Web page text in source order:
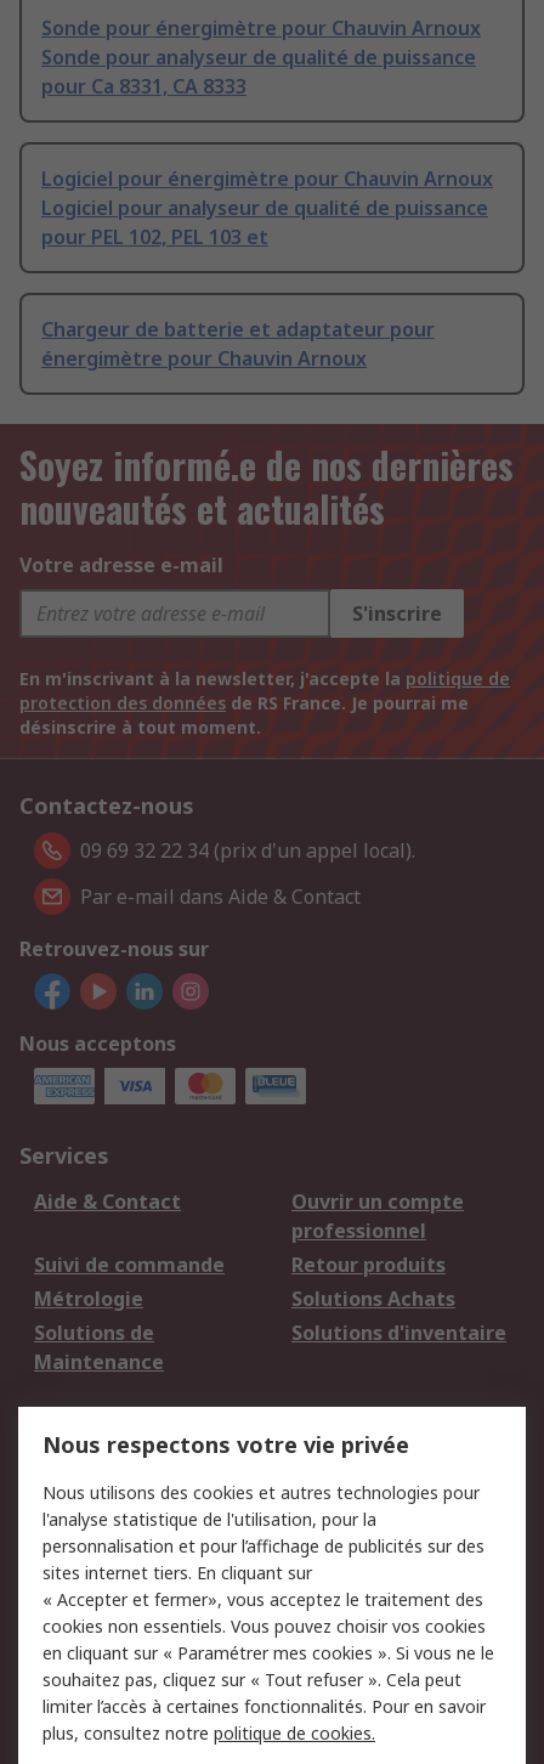
Sonde pour énergimètre pour Chauvin Arnoux
Sonde pour analyseur de qualité de puissance
pour Ca 8331, CA 8333
Logiciel pour énergimètre pour Chauvin Arnoux
Logiciel pour analyseur de qualité de puissance
pour PEL 102, PEL 103 et
Chargeur de batterie et adaptateur pour
énergimètre pour Chauvin Arnoux
Soyez informé.e de nos dernières
nouveautés et actualités
Votre adresse e-mail
S'inscrire
En m'inscrivant à la newsletter, j'accepte la politique de
protection des données de RS France. Je pourrai me
désinscrire à tout moment.
Contactez-nous
09 69 32 22 34 (prix d'un appel local).
Par e-mail dans Aide & Contact
Retrouvez-nous sur
Nous acceptons
Services
Aide & Contact
Ouvrir un compte
professionnel
Suivi de commande
Retour produits
Métrologie
Solutions Achats
Solutions de
Maintenance
Solutions d'inventaire
du site
Politique de protection
des données - Mise à
jour
Sécurité des E-mails
Conditions générales
de vente
Politique anti-
corruption
Campagnes marketing
A propos de RS
Nous respectons votre vie privée
Nous utilisons des cookies et autres technologies pour
l'analyse statistique de l'utilisation, pour la
personnalisation et pour l’affichage de publicités sur des
sites internet tiers. En cliquant sur
« Accepter et fermer», vous acceptez le traitement des
cookies non essentiels. Vous pouvez choisir vos cookies
en cliquant sur « Paramétrer mes cookies ». Si vous ne le
souhaitez pas, cliquez sur « Tout refuser ». Cela peut
limiter l’accès à certaines fonctionnalités. Pour en savoir
plus, consultez notre politique de cookies.